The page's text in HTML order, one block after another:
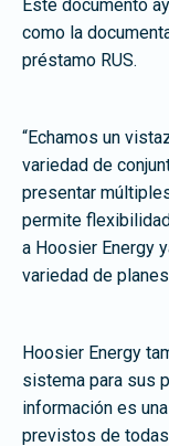
Este documento
como la
préstamo RUS.
“Echamos un
variedad de
presentar
permite
a Hoosier Energy
variedad de
Hoosier Energy
sistema para sus
información es
previstos de